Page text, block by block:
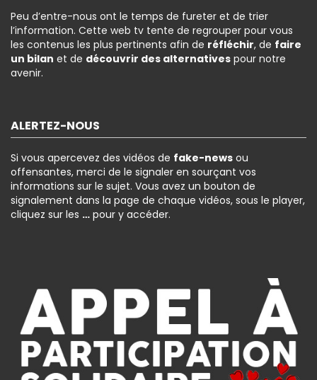
Peu d’entre-nous ont le temps de fureter et de trier
l’information. Cette web tv tente de regrouper pour vous
les contenus les plus pertinents afin de réfléchir, de faire
un bilan et de découvrir des alternatives pour notre
avenir.
ALERTEZ-NOUS
Si vous apercevez des vidéos de fake-news ou
offensantes, merci de le signaler en sourçant vos
informations sur le sujet. Vous avez un bouton de
signalement dans la page de chaque vidéos, sous le player,
cliquez sur les … pour y accéder.